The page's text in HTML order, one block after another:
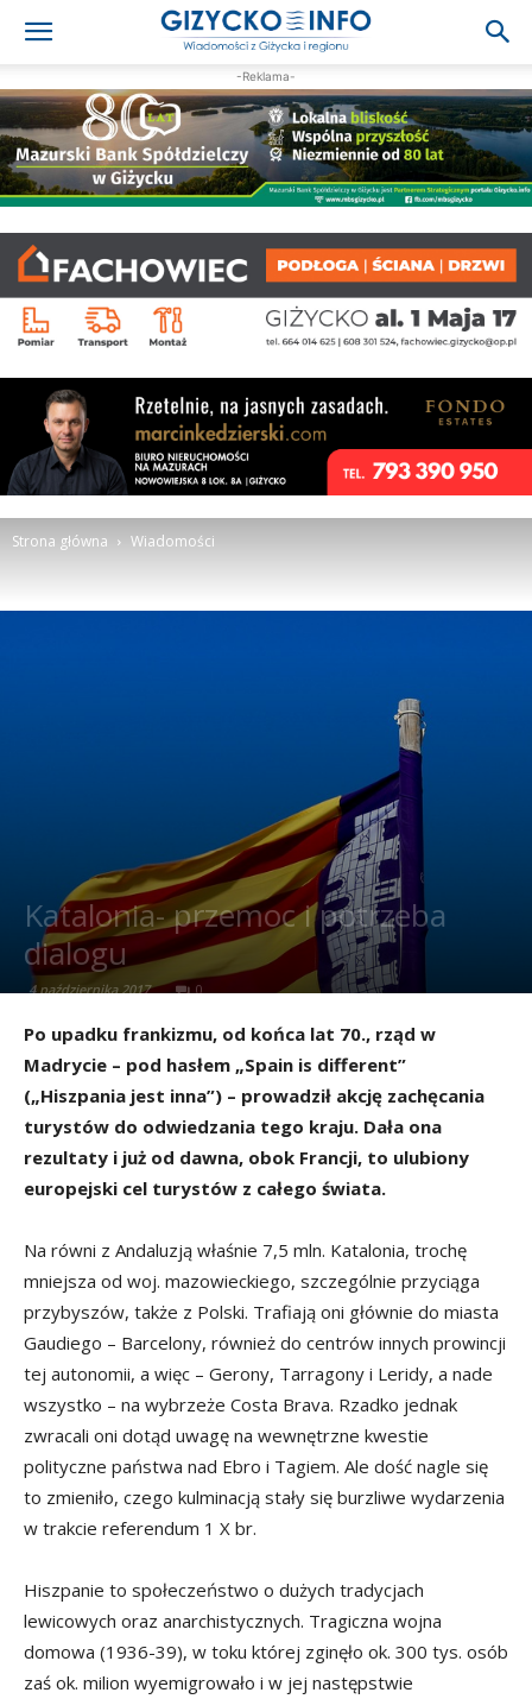
-Reklama-
Strona główna Wiadomości
Katalonia- przemoc i potrzeba
dialogu
4 października 2017 0
Po upadku frankizmu, od końca lat 70., rząd w
Madrycie – pod hasłem „Spain is different”
(„Hiszpania jest inna”) – prowadził akcję zachęcania
turystów do odwiedzania tego kraju. Dała ona
rezultaty i już od dawna, obok Francji, to ulubiony
europejski cel turystów z całego świata.
Na równi z Andaluzją właśnie 7,5 mln. Katalonia, trochę
mniejsza od woj. mazowieckiego, szczególnie przyciąga
przybyszów, także z Polski. Trafiają oni głównie do miasta
Gaudiego – Barcelony, również do centrów innych prowincji
tej autonomii, a więc – Gerony, Tarragony i Leridy, a nade
wszystko – na wybrzeże Costa Brava. Rzadko jednak
zwracali oni dotąd uwagę na wewnętrzne kwestie
polityczne państwa nad Ebro i Tagiem. Ale dość nagle się
to zmieniło, czego kulminacją stały się burzliwe wydarzenia
w trakcie referendum 1 X br.
Hiszpanie to społeczeństwo o dużych tradycjach
lewicowych oraz anarchistycznych. Tragiczna wojna
domowa (1936-39), w toku której zginęło ok. 300 tys. osób
zaś ok. milion wyemigrowało i w jej następstwie